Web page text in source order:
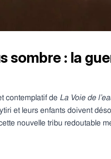
sombre : la
contemplatif de La Voie de
et leurs enfants doivent
nouvelle tribu redoutable